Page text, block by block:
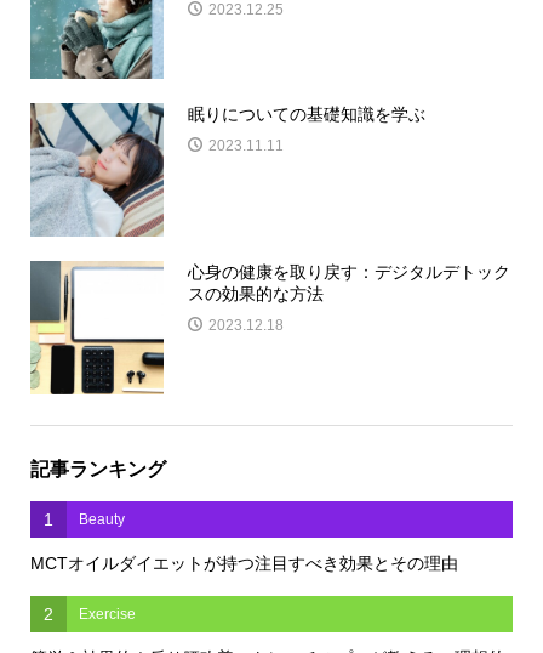
2023.12.25
眠りについての基礎知識を学ぶ
2023.11.11
心身の健康を取り戻す：デジタルデトック
スの効果的な方法
2023.12.18
記事ランキング
1 Beauty
MCTオイルダイエットが持つ注目すべき効果とその理由
2 Exercise